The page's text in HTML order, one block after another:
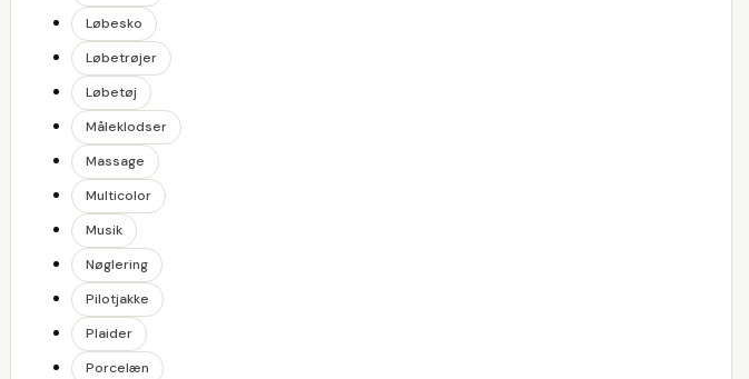
Løbesko
Løbetrøjer
Løbetøj
Måleklodser
Massage
Multicolor
Musik
Nøglering
Pilotjakke
Plaider
Porcelæn